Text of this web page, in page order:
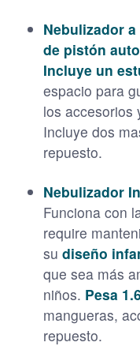
Nebulizador
de pistón
Incluye un
espacio para
los accesorios
Incluye dos
repuesto.
Nebulizador
Funciona con
require
su diseño
que sea más
niños. Pesa
mangueras,
repuesto.